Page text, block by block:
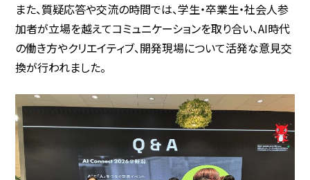
また、質疑応答や交流の時間では、学生・卒業生・社会人参
加者が立場を越えてコミュニケーションを取り合い、AI時代
の働き方やクリエイティブ、開発現場について活発な意見交
換が行われました。